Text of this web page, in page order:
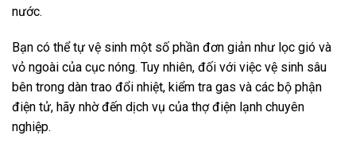
nước.
Bạn có thể tự vệ sinh một số phần đơn giản như lọc gió và
vỏ ngoài của cục nóng. Tuy nhiên, đối với việc vệ sinh sâu
bên trong dàn trao đổi nhiệt, kiểm tra gas và các bộ phận
điện tử, hãy nhờ đến dịch vụ của thợ điện lạnh chuyên
nghiệp.